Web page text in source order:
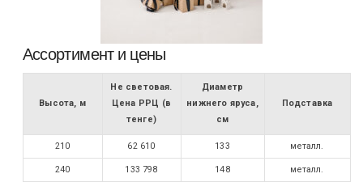
Ассортимент и цены
Высота, м
Не световая.
Цена РРЦ (в
тенге)
Диаметр
нижнего яруса,
см
Подставка
210 62 610 133 металл.
240 133 798 148 металл.